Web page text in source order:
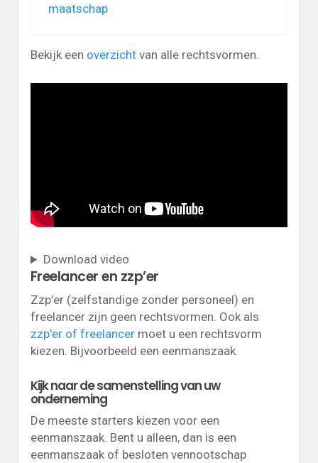
maatschap
Bekijk een overzichtvan alle rechtsvormen.
Download video
Freelancer en zzp’er
Zzp’er (zelfstandige zonder personeel) en
freelancer zijn geen rechtsvormen. Ook als
zzp'er of freelancermoet u een rechtsvorm
kiezen. Bijvoorbeeld een eenmanszaak.
Kijk naar de samenstelling van uw
onderneming
De meeste starters kiezen voor een
eenmanszaak. Bent u alleen, dan is een
eenmanszaak of besloten vennootschap